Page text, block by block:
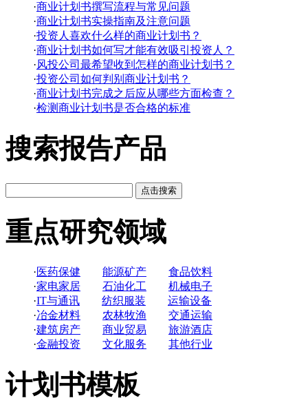
·商业计划书撰写流程与常见问题
·商业计划书实操指南及注意问题
·投资人喜欢什么样的商业计划书？
·商业计划书如何写才能有效吸引投资人？
·风投公司最希望收到怎样的商业计划书？
·投资公司如何判别商业计划书？
·商业计划书完成之后应从哪些方面检查？
·检测商业计划书是否合格的标准
搜索报告产品
点击搜索
重点研究领域
·医药保健 能源矿产
食品饮料
·家电家居 石油化工
机械电子
·IT与通讯 纺织服装
运输设备
·冶金材料 农林牧渔
交通运输
·建筑房产 商业贸易
旅游酒店
·金融投资 文化服务 其他行业
计划书模板